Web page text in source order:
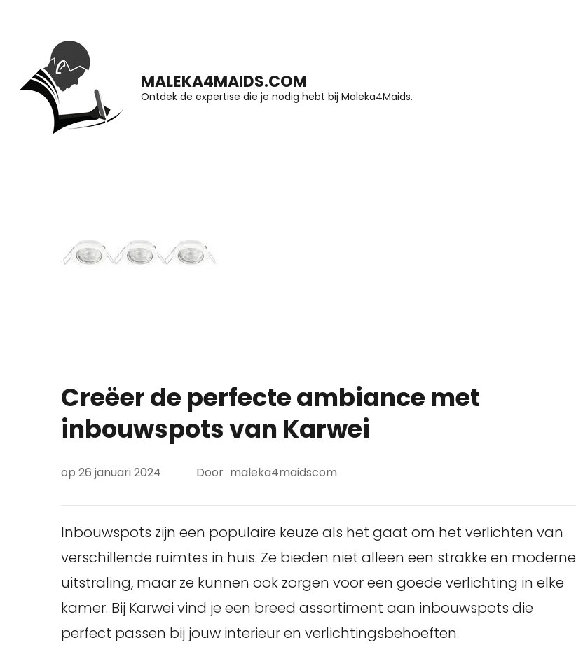
inhoud
(druk
MALEKA4MAIDS.COM
Ontdek de expertise die je nodig hebt bij Maleka4Maids.
Creëer de perfecte ambiance met
inbouwspots van Karwei
op 26 januari 2024 Door maleka4maidscom
Inbouwspots zijn een populaire keuze als het gaat om het verlichten van
verschillende ruimtes in huis. Ze bieden niet alleen een strakke en moderne
uitstraling, maar ze kunnen ook zorgen voor een goede verlichting in elke
kamer. Bij Karwei vind je een breed assortiment aan inbouwspots die
perfect passen bij jouw interieur en verlichtingsbehoeften.